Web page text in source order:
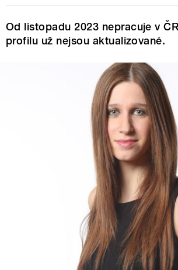
Od listopadu 2023 nepracuje v
profilu už nejsou aktualizované.